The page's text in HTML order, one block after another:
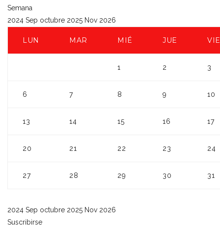
Semana
2024 Sep octubre 2025 Nov 2026
LUN MAR MIÉ JUE
1 2 3
6 7 8 9 10
13 14 15 16 17
20 21 22 23 24
27 28 29 30 31
2024 Sep octubre 2025 Nov 2026
Suscribirse